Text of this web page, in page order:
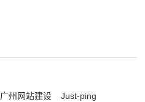
广州网站建设
Just-ping